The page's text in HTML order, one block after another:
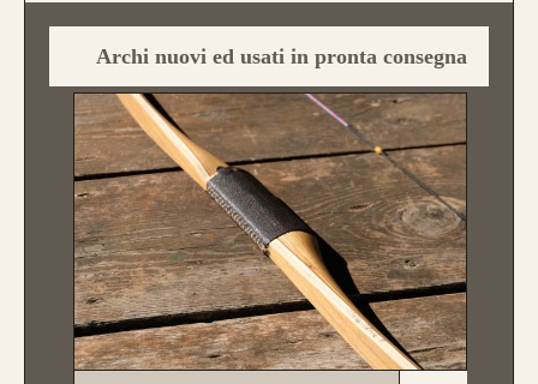
Archi nuovi ed usati in pronta consegna